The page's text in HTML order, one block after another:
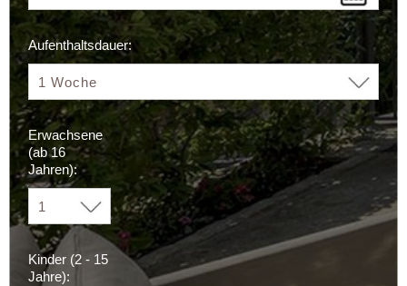
Aufenthaltsdauer:
Erwachsene
(ab 16
Jahren):
Kinder (2 - 15
Jahre):